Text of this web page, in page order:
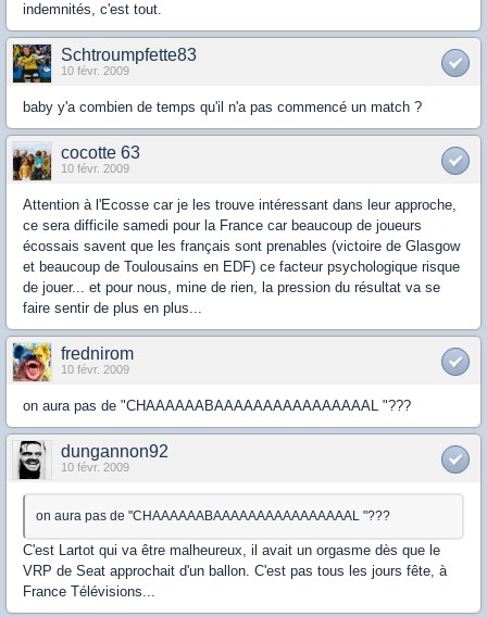
indemnités, c'est tout.
Schtroumpfette83
10 févr. 2009
baby y'a combien de temps qu'il n'a pas commencé un match ?
cocotte 63
10 févr. 2009
Attention à l'Ecosse car je les trouve intéressant dans leur approche,
ce sera difficile samedi pour la France car beaucoup de joueurs
écossais savent que les français sont prenables (victoire de Glasgow
et beaucoup de Toulousains en EDF) ce facteur psychologique risque
de jouer... et pour nous, mine de rien, la pression du résultat va se
faire sentir de plus en plus...
frednirom
10 févr. 2009
on aura pas de "CHAAAAAABAAAAAAAAAAAAAAAAL "???
dungannon92
10 févr. 2009
on aura pas de "CHAAAAAABAAAAAAAAAAAAAAAAL "???
C'est Lartot qui va être malheureux, il avait un orgasme dès que le
VRP de Seat approchait d'un ballon. C'est pas tous les jours fête, à
France Télévisions...